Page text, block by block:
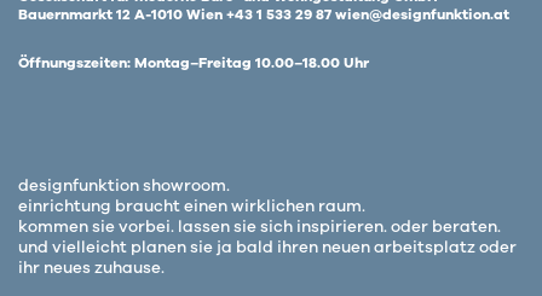
Bauernmarkt 12 A-1010 Wien +43 1 533 29 87 wien@designfunktion.at
Öffnungszeiten: Montag–Freitag 10.00–18.00 Uhr
designfunktion showroom.
einrichtung braucht einen wirklichen raum.
kommen sie vorbei. lassen sie sich inspirieren. oder beraten.
und vielleicht planen sie ja bald ihren neuen arbeitsplatz oder
ihr neues zuhause.